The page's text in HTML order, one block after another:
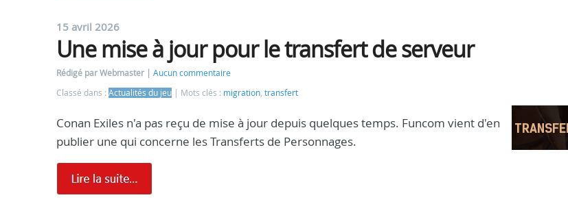
15 avril 2026
Une mise à jour pour le transfert de serveur
Rédigé par Webmaster
Aucun commentaire
Classé dans : Actualités du jeu Mots clés : migration, transfert
Conan Exiles n'a pas reçu de mise à jour depuis quelques temps. Funcom vient d'en
publier une qui concerne les Transferts de Personnages.